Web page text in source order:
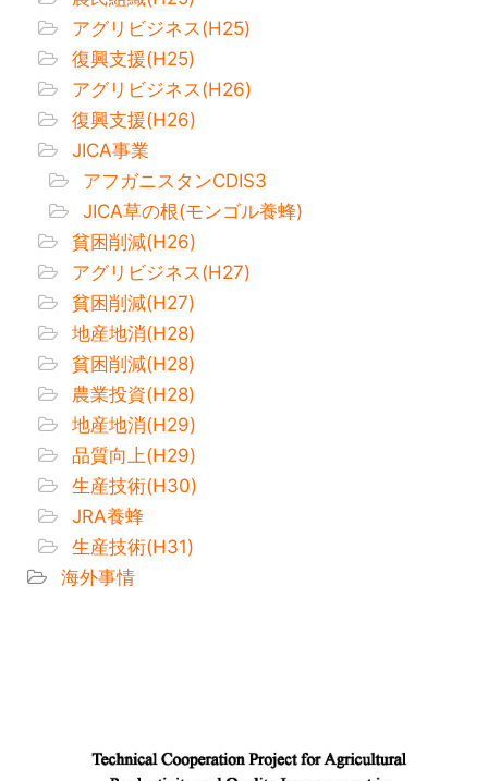
アグリビジネス(H25)
復興支援(H25)
アグリビジネス(H26)
復興支援(H26)
JICA事業
アフガニスタンCDIS3
JICA草の根(モンゴル養蜂)
貧困削減(H26)
アグリビジネス(H27)
貧困削減(H27)
地産地消(H28)
貧困削減(H28)
農業投資(H28)
地産地消(H29)
品質向上(H29)
生産技術(H30)
JRA養蜂
生産技術(H31)
海外事情